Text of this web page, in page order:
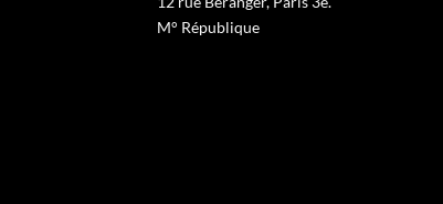
M° République